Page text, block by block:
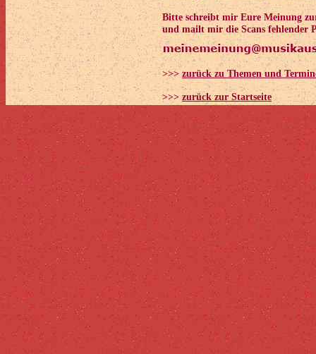
Bitte schreibt mir Eure Meinung
und mailt mir die Scans fehlender
>>>zurück zu Themen und
>>>zurück zur Startseite